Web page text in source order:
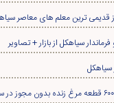
قدیمی ترین معلم های معاصر
سیاهکل از بازار + تصاویر